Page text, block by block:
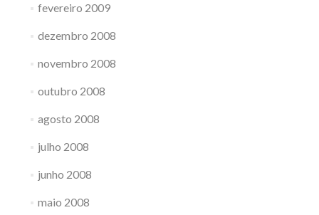
fevereiro 2009
dezembro 2008
novembro 2008
outubro 2008
agosto 2008
julho 2008
junho 2008
maio 2008